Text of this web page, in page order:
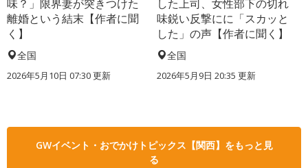
味？」限界妻が突きつけた
離婚という結末【作者に聞
く】
全国
2026年5月10日 07:30 更新
した上司、女性部下の切れ
味鋭い反撃にに「スカッと
した」の声【作者に聞く】
全国
2026年5月9日 20:35 更新
GWイベント・おでかけトピックス【関西】をもっと見
る